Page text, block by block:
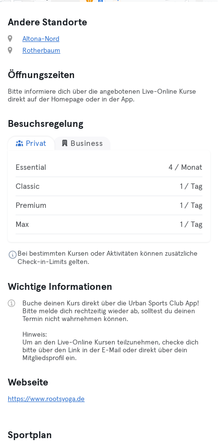
Andere Standorte
Altona-Nord
Rotherbaum
Öffnungszeiten
Bitte informiere dich über die angebotenen Live-Online Kurse
direkt auf der Homepage oder in der App.
Besuchsregelung
Privat Business
Essential 4 / Monat
Classic 1 / Tag
Premium 1 / Tag
Max 1 / Tag
Bei bestimmten Kursen oder Aktivitäten können zusätzliche
Check-in-Limits gelten.
Wichtige Informationen
Buche deinen Kurs direkt über die Urban Sports Club App!
Bitte melde dich rechtzeitig wieder ab, solltest du deinen
Termin nicht wahrnehmen können.
Hinweis:
Um an den Live-Online Kursen teilzunehmen, checke dich
bitte über den Link in der E-Mail oder direkt über dein
Mitgliedsprofil ein.
Webseite
https://www.rootsyoga.de
Sportplan